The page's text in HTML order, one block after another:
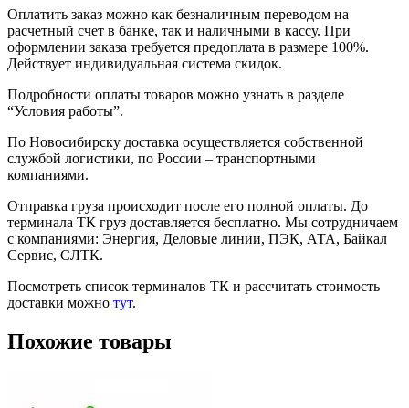
Оплатить заказ можно как безналичным переводом на
расчетный счет в банке, так и наличными в кассу. При
оформлении заказа требуется предоплата в размере 100%.
Действует индивидуальная система скидок.
Подробности оплаты товаров можно узнать в разделе
“Условия работы”.
По Новосибирску доставка осуществляется собственной
службой логистики, по России – транспортными
компаниями.
Отправка груза происходит после его полной оплаты. До
терминала ТК груз доставляется бесплатно. Мы сотрудничаем
с компаниями: Энергия, Деловые линии, ПЭК, АТА, Байкал
Сервис, СЛТК.
Посмотреть список терминалов ТК и рассчитать стоимость
доставки можно тут.
Похожие товары